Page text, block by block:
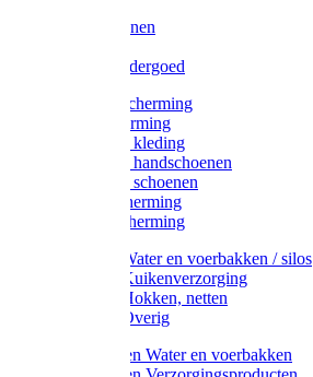
Handschoenen
Thermo ondergoed
Gehoorbescherming
Oogbescherming
Disposable kleding
Disposable handschoenen
Disposable schoenen
Mondbescherming
Hoofdbescherming
Pluimvee Water en voerbakken / silos
Pluimvee Kuikenverzorging
Pluimvee Hokken, netten
Pluimvee Overig
Knaagdieren Water en voerbakken